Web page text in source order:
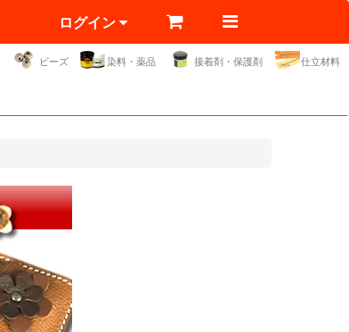
ログイン
ビーズ 染料・薬品 接着剤・保護剤 仕立材料